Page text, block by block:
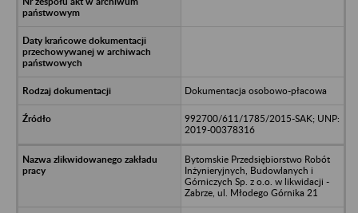
Dokumentacja osobowo-płacowa
992700/611/1785/2015-SAK; UNP:
2019-00378316
Bytomskie Przedsiębiorstwo Robót
Inżynieryjnych, Budowlanych i
Górniczych Sp. z o.o. w likwidacji -
Zabrze, ul. Młodego Górnika 21